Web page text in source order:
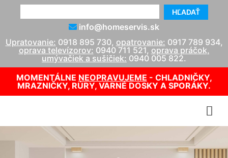
HĽADAŤ
info@homeservis.sk
Upratovanie: 0918 895 730, opatrovanie: 0917 789 934,
oprava televízorov: 0940 711 521, oprava práčok,
umývačiek a sušičiek: 0940 005 822.
MOMENTÁLNE NEOPRAVUJEME - CHLADNIČKY,
MRAZNIČKY, RÚRY, VARNÉ DOSKY A SPORÁKY.